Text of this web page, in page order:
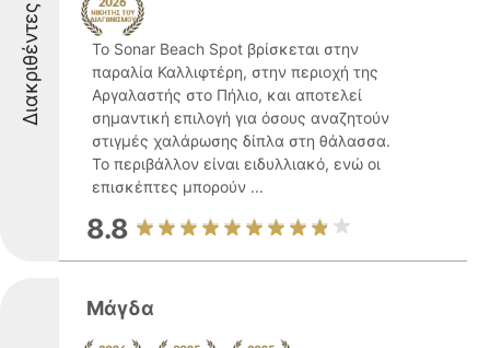
Διακριθέντες
Το Sonar Beach Spot βρίσκεται στην
παραλία Καλλιφτέρη, στην περιοχή της
Αργαλαστής στο Πήλιο, και αποτελεί
σημαντική επιλογή για όσους αναζητούν
στιγμές χαλάρωσης δίπλα στη θάλασσα.
Το περιβάλλον είναι ειδυλλιακό, ενώ οι
επισκέπτες μπορούν ...
8.8
Μάγδα